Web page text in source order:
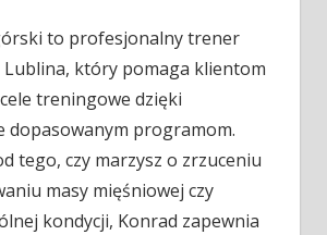
to profesjonalny trener
który pomaga klientom
treningowe dzięki
dopasowanym programom.
tego, czy marzysz o zrzuceniu
masy mięśniowej czy
kondycji, Konrad zapewnia